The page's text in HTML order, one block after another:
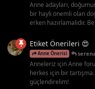
Anne adayları,
bir hayli önemli olan
erken hazırlamalıdır.
Etiket Önerileri 😍
Anne Önerisi
Anneleriz için Anne
herkes için bir
güçlendirelim!